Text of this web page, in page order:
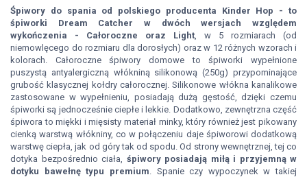
Śpiwory do spania od polskiego producenta Kinder Hop - to
śpiworki Dream Catcher w dwóch wersjach względem
wykończenia - Całoroczne oraz Light , w 5 rozmiarach (od
niemowlęcego do rozmiaru dla dorosłych) oraz w 12 różnych wzorach i
kolorach. Całoroczne śpiwory domowe to śpiworki wypełnione
puszystą antyalergiczną włókniną silikonową (250g) przypominające
grubość klasycznej kołdry całorocznej. Silikonowe włókna kanalikowe
zastosowane w wypełnieniu, posiadają dużą gęstość, dzięki czemu
śpiworki są jednocześnie ciepłe i lekkie. Dodatkowo, zewnętrzna część
śpiwora to miękki i mięsisty materiał minky, który również jest pikowany
cienką warstwą włókniny, co w połączeniu daje śpiworowi dodatkową
warstwę ciepła, jak od góry tak od spodu. Od strony wewnętrznej, tej co
dotyka bezpośrednio ciała, śpiwory posiadają miłą i przyjemną w
dotyku bawełnę typu premium . Spanie czy wypoczynek w takiej